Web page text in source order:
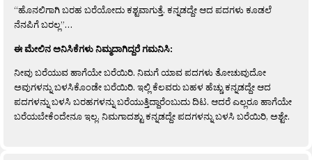
“ಹೊನಲಿಗಾಗಿ ಬರಹ ಬರೆಯೋದು ಕಶ್ಟವಾಗುತ್ತೆ. ಕನ್ನಡದ್ದೇ ಆದ ಪದಗಳು ಕೂಡಲೆ
ನೆನಪಿಗೆ ಬರಲ್ಲ”…
ಈ ಮೇಲಿನ ಅನಿಸಿಕೆಗಳು ನಿಮ್ಮದಾಗಿದ್ದರೆ ಗಮನಿಸಿ:
ನೀವು ಬರೆಯುವ ಹಾಗೆಯೇ ಬರೆಯಿರಿ. ನಿಮಗೆ ಯಾವ ಪದಗಳು ತೋಚುವುದೋ
ಅವುಗಳನ್ನು ಬಳಸಿಕೊಂಡೇ ಬರೆಯಿರಿ. ಇಲ್ಲಿ ಕೆಲವರು ಬಹಳ ಹೆಚ್ಚು ಕನ್ನಡದ್ದೇ ಆದ
ಪದಗಳನ್ನು ಬಳಸಿ ಬರಹಗಳನ್ನು ಬರೆಯುತ್ತಿದ್ದಾರೆಂಬುದು ದಿಟ. ಆದರೆ ಎಲ್ಲರೂ ಹಾಗೆಯೇ
ಬರೆಯಬೇಕೆಂದೇನೂ ಇಲ್ಲ. ನಿಮಗಾದಶ್ಟು ಕನ್ನಡದ್ದೇ ಪದಗಳನ್ನು ಬಳಸಿ ಬರೆಯಿರಿ, ಅಶ್ಟೇ.